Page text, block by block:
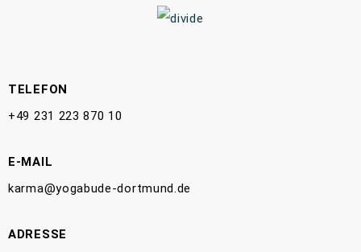
TELEFON
+49 231 223 870 10
E-MAIL
karma@yogabude-dortmund.de
ADRESSE